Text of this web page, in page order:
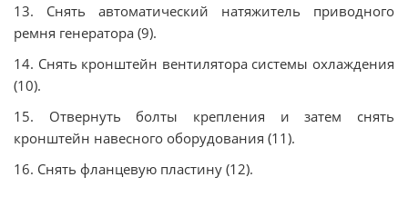
13. Снять автоматический натяжитель приводного
ремня генератора (9).
14. Снять кронштейн вентилятора системы охлаждения
(10).
15. Отвернуть болты крепления и затем снять
кронштейн навесного оборудования (11).
16. Снять фланцевую пластину (12).